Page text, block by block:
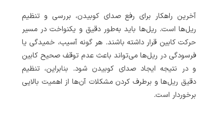
آخرین راهکار برای رفع صدای کوبیدن، بررسی و تنظیم
ریل‌ها است. ریل‌ها باید به‌طور دقیق و یکنواخت در مسیر
حرکت کابین قرار داشته باشند. هر گونه آسیب، خمیدگی یا
فرسودگی در ریل‌ها می‌تواند باعث عدم توقف صحیح کابین
و در نتیجه ایجاد صدای کوبیدن شود. بنابراین، تنظیم
دقیق ریل‌ها و برطرف کردن مشکلات آن‌ها از اهمیت بالایی
برخوردار است.